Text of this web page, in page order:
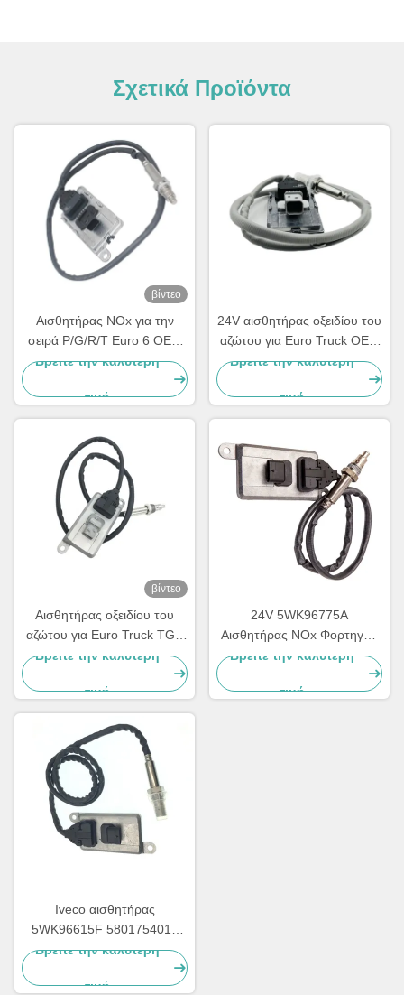
Σχετικά Προϊόντα
βίντεο
Αισθητήρας NOx για την
σειρά P/G/R/T Euro 6 OEM
5WK97401 2294291
Βρείτε την καλύτερη
τιμή
24V αισθητήρας οξειδίου του
αζώτου για Euro Truck OEM
2294290 5WK97400
Βρείτε την καλύτερη
τιμή
βίντεο
Αισθητήρας οξειδίου του
αζώτου για Euro Truck TGX
OEM 51154080019
Βρείτε την καλύτερη
τιμή
24V 5WK96775A
Αισθητήρας NOx Φορτηγού
Iveco DAILY III Box Body
Βρείτε την καλύτερη
τιμή
Iveco αισθητήρας
5WK96615F 5801754015
NOX οξειδίων αζώτου
Βρείτε την καλύτερη
τιμή